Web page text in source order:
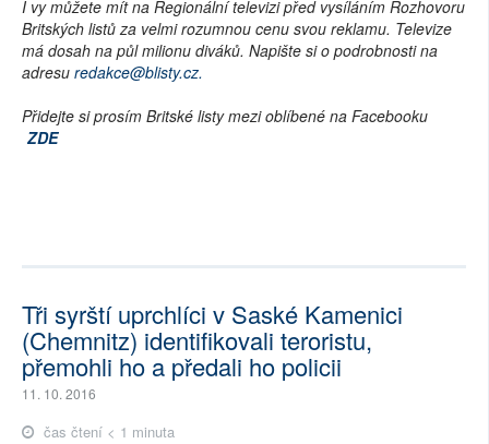
I vy můžete mít na Regionální televizi před vysíláním Rozhovoru
Britských listů za velmi rozumnou cenu svou reklamu. Televize
má dosah na půl milionu diváků. Napište si o podrobnosti na
adresu redakce@blisty.cz.
Přidejte si prosím Britské listy mezi oblíbené na Facebooku
ZDE
Tři syrští uprchlíci v Saské Kamenici
(Chemnitz) identifikovali teroristu,
přemohli ho a předali ho policii
11. 10. 2016
čas čtení < 1 minuta